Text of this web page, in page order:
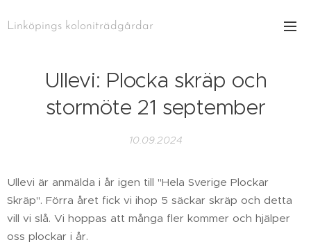
Linköpings koloniträdgårdar
Ullevi: Plocka skräp och
stormöte 21 september
10.09.2024
Ullevi är anmälda i år igen till "Hela Sverige Plockar
Skräp". Förra året fick vi ihop 5 säckar skräp och detta
vill vi slå. Vi hoppas att många fler kommer och hjälper
oss plockar i år.